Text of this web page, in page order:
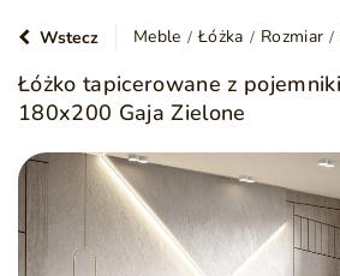
Wstecz Meble Łóżka Rozmiar
Łóżko tapicerowane z
180x200 Gaja Zielone